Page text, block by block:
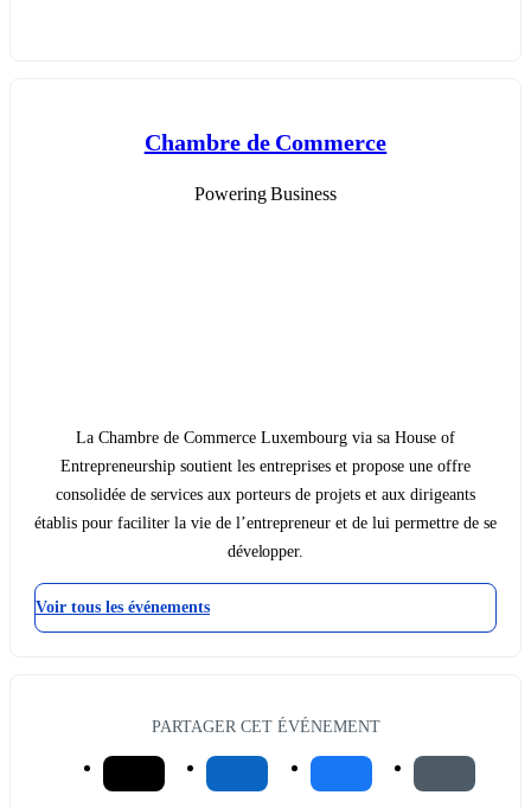
Chambre de Commerce
Powering Business
La Chambre de Commerce Luxembourg via sa House of
Entrepreneurship soutient les entreprises et propose une offre
consolidée de services aux porteurs de projets et aux dirigeants
établis pour faciliter la vie de l’entrepreneur et de lui permettre de se
développer.
Voir tous les événements
PARTAGER CET ÉVÉNEMENT